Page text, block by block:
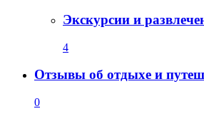
Экскурсии и
4
Отзывы об отдыхе и
0